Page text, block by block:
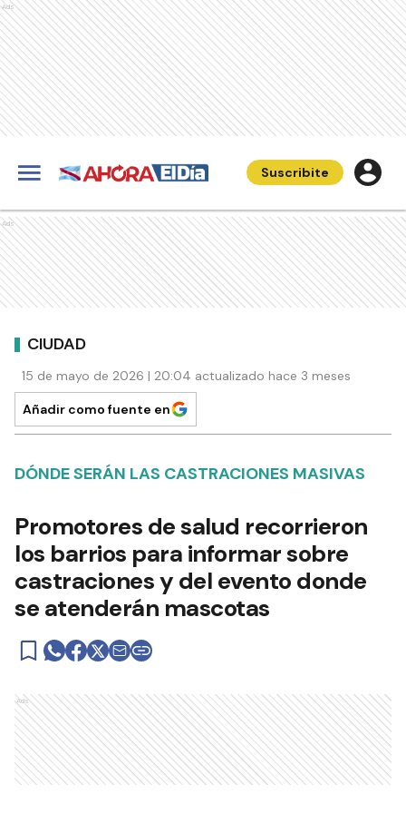
Ads
Suscribite
Ads
CIUDAD
15 de mayo de 2026 | 20:04 actualizado hace 3 meses
Añadir como fuente en
DÓNDE SERÁN LAS CASTRACIONES MASIVAS
Promotores de salud recorrieron
los barrios para informar sobre
castraciones y del evento donde
se atenderán mascotas
Ads